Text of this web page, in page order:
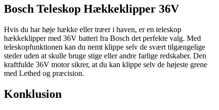
Bosch Teleskop Hækkeklipper 36V
Hvis du har høje hække eller træer i haven, er en teleskop
hækkeklipper med 36V batteri fra Bosch det perfekte valg. Med
teleskopfunktionen kan du nemt klippe selv de svært tilgængelige
steder uden at skulle bruge stige eller andre farlige redskaber. Den
kraftfulde 36V motor sikrer, at du kan klippe selv de højeste grene
med Lethed og præcision.
Konklusion